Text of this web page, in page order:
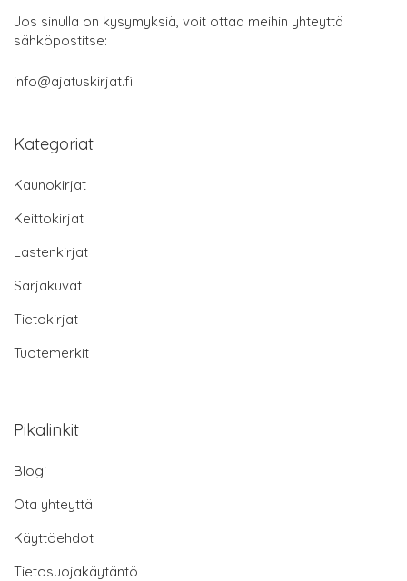
Jos sinulla on kysymyksiä, voit ottaa meihin yhteyttä
sähköpostitse:
info@ajatuskirjat.fi
Kategoriat
Kaunokirjat
Keittokirjat
Lastenkirjat
Sarjakuvat
Tietokirjat
Tuotemerkit
Pikalinkit
Blogi
Ota yhteyttä
Käyttöehdot
Tietosuojakäytäntö